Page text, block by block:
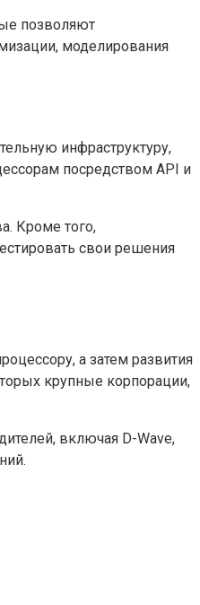
позволяют
моделирования
инфраструктуру,
посредством API и
Кроме того,
свои решения
а затем развития
крупные корпорации,
включая D-Wave,